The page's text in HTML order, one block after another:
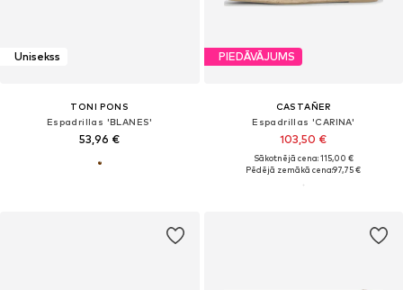
Unisekss
TONI PONS
Espadrillas 'BLANES'
53,96 €
PIEDĀVĀJUMS
CASTAÑER
Espadrillas 'CARINA'
103,50 €
Sākotnējā cena: 115,00 €
Pēdējā zemākā cena:97,75 €